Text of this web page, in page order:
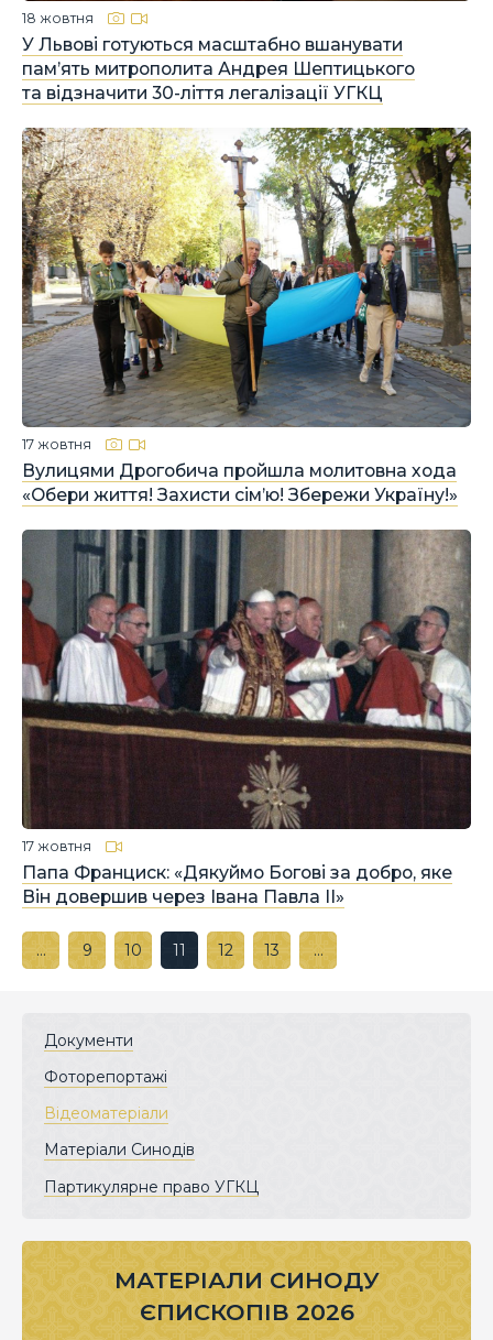
У Львові готуються масштабно вшанувати
пам’ять митрополита Андрея Шептицького
та відзначити 30-ліття легалізації УГКЦ
18 жовтня
Вулицями Дрогобича пройшла молитовна хода
«Обери життя! Захисти сім’ю! Збережи Україну!»
17 жовтня
Папа Франциск: «Дякуймо Богові за добро, яке
Він довершив через Івана Павла ІІ»
17 жовтня
… 9 10 11 12 13 …
Документи
Фоторепортажі
Відеоматеріали
Матеріали Синодів
Партикулярне право УГКЦ
МАТЕРІАЛИ СИНОДУ
ЄПИСКОПІВ 2026